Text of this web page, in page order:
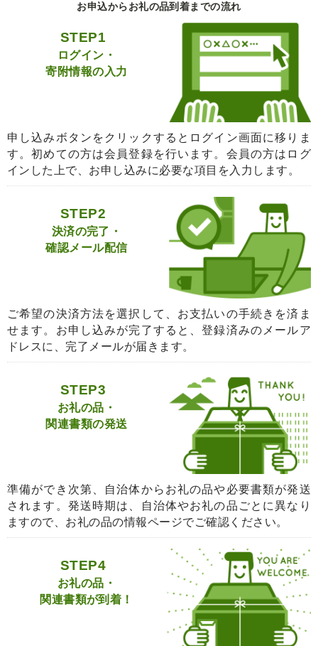
お申込からお礼の品到着までの流れ
STEP1
ログイン・
寄附情報の入力
申し込みボタンをクリックするとログイン画面に移りま
す。初めての方は会員登録を行います。会員の方はログ
インした上で、お申し込みに必要な項目を入力します。
STEP2
決済の完了・
確認メール配信
ご希望の決済方法を選択して、お支払いの手続きを済ま
せます。お申し込みが完了すると、登録済みのメールア
ドレスに、完了メールが届きます。
STEP3
お礼の品・
関連書類の発送
準備ができ次第、自治体からお礼の品や必要書類が発送
されます。発送時期は、自治体やお礼の品ごとに異なり
ますので、お礼の品の情報ページでご確認ください。
STEP4
お礼の品・
関連書類が到着！